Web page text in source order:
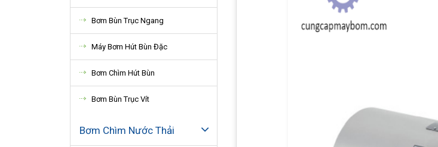
Bơm Bùn Trục Ngang
Máy Bơm Hút Bùn Đặc
Bơm Chìm Hút Bùn
Bơm Bùn Trục Vít
Bơm Chìm Nước Thải